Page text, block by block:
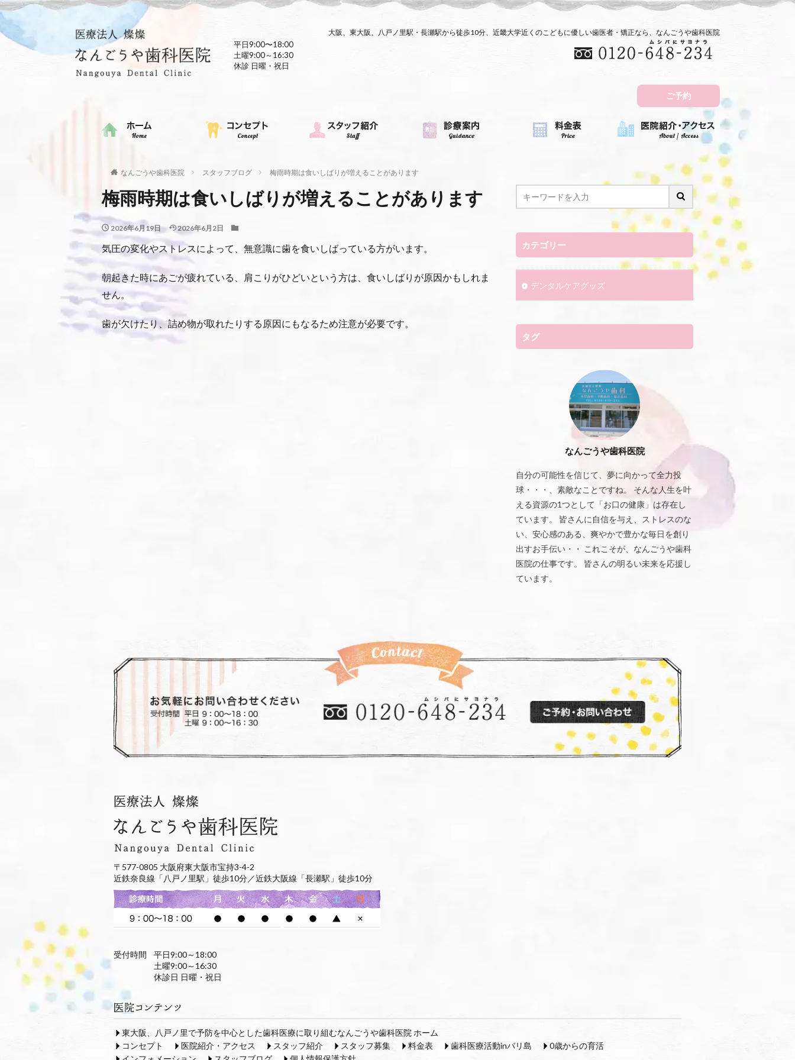
大阪、東大阪、八戸ノ里駅・長瀬駅から徒歩10分、近畿大学近くのこどもに優しい歯医者・矯正なら、なんごうや歯科医院
平日9:00〜18:00
土曜9:00～16:30
休診 日曜・祝日
ご予約
なんごうや歯科医院 スタッフブログ 梅雨時期は食いしばりが増えることがあります
梅雨時期は食いしばりが増えることがあります
2026年6月19日 2026年6月2日
気圧の変化やストレスによって、無意識に歯を食いしばっている方がいます。
朝起きた時にあごが疲れている、肩こりがひどいという方は、食いしばりが原因かもしれま
せん。
歯が欠けたり、詰め物が取れたりする原因にもなるため注意が必要です。
カテゴリー
デンタルケアグッズ
タグ
なんごうや歯科医院
自分の可能性を信じて、夢に向かって全力投
球・・・、素敵なことですね。 そんな人生を叶
える資源の1つとして「お口の健康」は存在し
ています。 皆さんに自信を与え、ストレスのな
い、安心感のある、爽やかで豊かな毎日を創り
出すお手伝い・・ これこそが、なんごうや歯科
医院の仕事です。 皆さんの明るい未来を応援し
ています。
〒577-0805 大阪府東大阪市宝持3-4-2
近鉄奈良線「八戸ノ里駅」徒歩10分／近鉄大阪線「長瀬駅」徒歩10分
受付時間
平日9:00～18:00
土曜9:00～16:30
休診日 日曜・祝日
東大阪、八戸ノ里で予防を中心とした歯科医療に取り組むなんごうや歯科医院 ホーム
コンセプト
医院紹介・アクセス スタッフ紹介 スタッフ募集 料金表 歯科医療活動inバリ島
0歳からの育活